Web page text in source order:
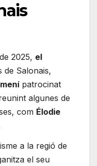
2025, el
de Salonais,
patrocinat
algunes de
com Élodie
a la regió de
el seu